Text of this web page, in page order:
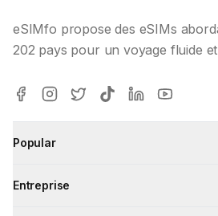
eSIMfo propose des eSIMs
202 pays pour un voyage fluide
Popular
Entreprise